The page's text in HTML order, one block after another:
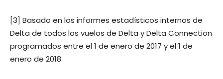
[3] Basado en los informes estadísticos internos de
Delta de todos los vuelos de Delta y Delta Connection
programados entre el 1 de enero de 2017 y el 1 de
enero de 2018.